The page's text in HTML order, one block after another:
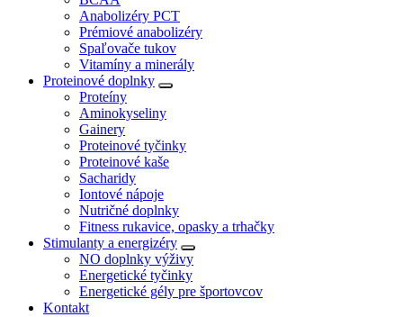
Anabolizéry PCT
Prémiové anabolizéry
Spaľovače tukov
Vitamíny a minerály
Proteinové doplnky
Proteíny
Aminokyseliny
Gainery
Proteinové tyčinky
Proteinové kaše
Sacharidy
Iontové nápoje
Nutričné doplnky
Fitness rukavice, opasky a trhačky
Stimulanty a energizéry
NO doplnky výživy
Energetické tyčinky
Energetické gély pre športovcov
Kontakt